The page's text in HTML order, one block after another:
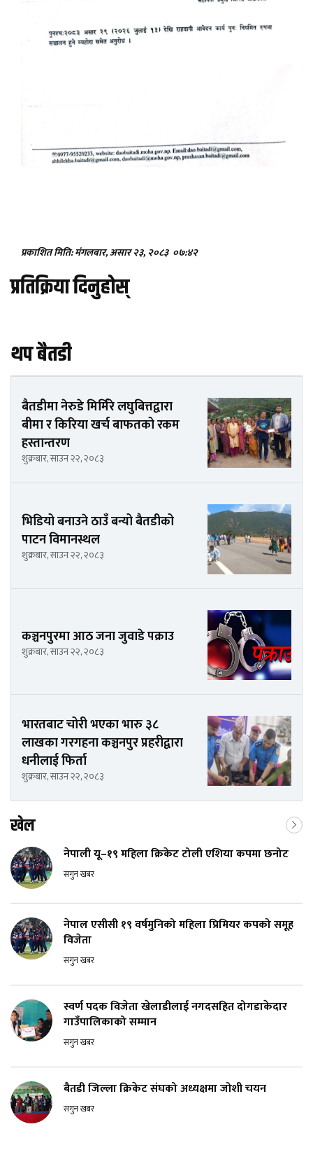
प्रकाशित मिति: मंगलबार, असार २३, २०८३ ०७:४२
प्रतिक्रिया दिनुहोस्
थप बैतडी
बैतडीमा नेरुडे मिर्मिरे लघुबित्तद्वारा
बीमा र किरिया खर्च बाफतको रकम
हस्तान्तरण
शुक्रबार, साउन २२, २०८३
भिडियो बनाउने ठाउँ बन्यो बैतडीको
पाटन विमानस्थल
शुक्रबार, साउन २२, २०८३
कञ्चनपुरमा आठ जना जुवाडे पक्राउ
शुक्रबार, साउन २२, २०८३
भारतबाट चोरी भएका भारु ३८
लाखका गरगहना कञ्चनपुर प्रहरीद्वारा
धनीलाई फिर्ता
शुक्रबार, साउन २२, २०८३
खेल
नेपाली यू–१९ महिला क्रिकेट टोली एशिया कपमा छनोट
सगुन खबर
नेपाल एसीसी १९ वर्षमुनिको महिला प्रिमियर कपको समूह
विजेता
सगुन खबर
स्वर्ण पदक विजेता खेलाडीलाई नगदसहित दोगडाकेदार
गाउँपालिकाको सम्मान
सगुन खबर
बैतडी जिल्ला क्रिकेट संघको अध्यक्षमा जोशी चयन
सगुन खबर